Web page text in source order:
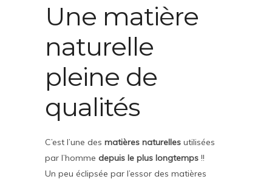
Une matière
naturelle
pleine de
qualités
C’est l’une des matières naturelles utilisées
par l’homme depuis le plus longtemps !!
Un peu éclipsée par l’essor des matières